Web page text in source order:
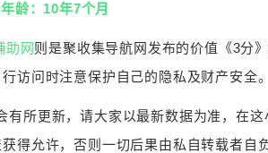
龄：10年7个月
助网则是聚收集导航网发布的价值《3分
访问时注意保护自己的隐私及财产安全。
所更新，请大家以最新数据为准，在
允许，否则一切后果由私自转载者自